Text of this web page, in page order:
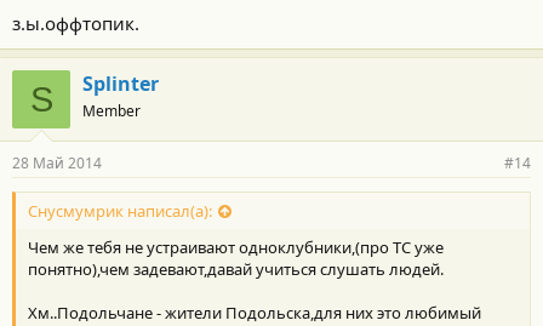
з.ы.оффтопик.
S Splinter
Member
28 Май 2014 #14
Снусмумрик написал(а):
Чем же тебя не устраивают одноклубники,(про ТС уже
понятно),чем задевают,давай учиться слушать людей.
Хм..Подольчане - жители Подольска,для них это любимый